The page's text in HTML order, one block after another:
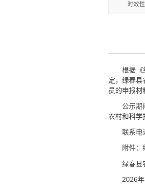
时效性
根据《
定，绿春
员的申报
公示期
农村和科学
联系电
附件
绿春县
2026